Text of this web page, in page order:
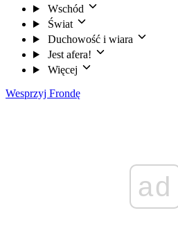
Wschód
Świat
Duchowość i wiara
Jest afera!
Więcej
Wesprzyj Frondę
ad